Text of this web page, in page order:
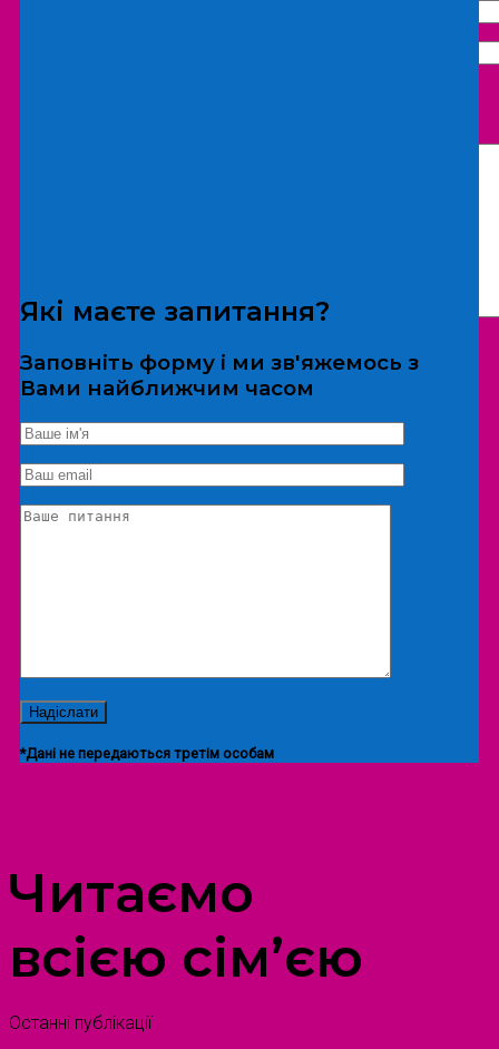
*Дані не передаються третім особам
Екскурсія/локація
Які маєте запитання?
Заповніть форму і ми зв'яжемось з
Вами найближчим часом
*Дані не передаються третім особам
Читаємо
всією сім’єю
Останні публікації